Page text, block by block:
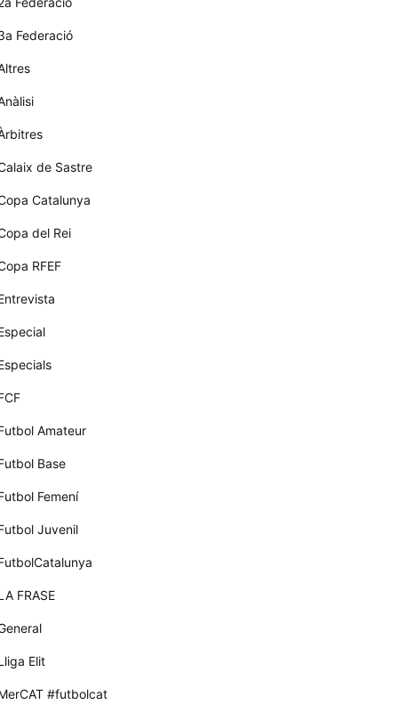
Federació
de Sastre
Catalunya
del Rei
RFEF
Amateur
Base
Femení
Juvenil
FRASE
Elit
#futbolcat